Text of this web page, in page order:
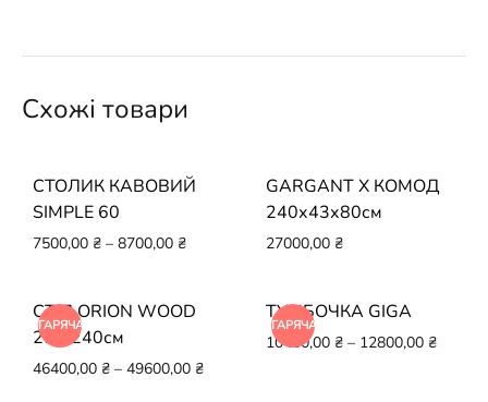
Схожі товари
СТОЛИК КАВОВИЙ
SIMPLE 60
7500,00 ₴ – 8700,00 ₴
GARGANT X КОМОД
240х43х80см
27000,00 ₴
ГАРЯЧА
СТІЛ ORION WOOD
210/240см
46400,00 ₴ – 49600,00 ₴
ГАРЯЧА
ТУМБОЧКА GIGA
10400,00 ₴ – 12800,00 ₴